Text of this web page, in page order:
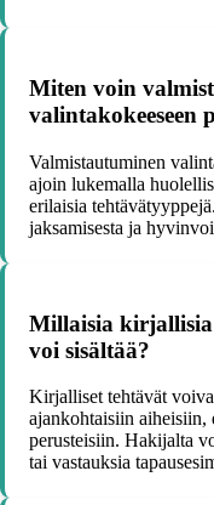
Miten voin
valintakokeeseen
Valmistautuminen
ajoin lukemalla
erilaisia
jaksamisesta ja
Millaisia kirjallisia
voi sisältää?
Kirjalliset tehtävät
ajankohtaisiin aiheisiin,
perusteisiin. Hakijalta
tai vastauksia